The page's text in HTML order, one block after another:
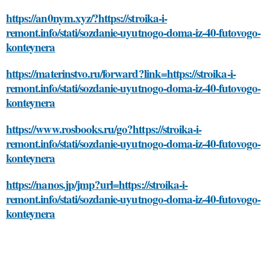
https://an0nym.xyz/?https://stroika-i-
remont.info/stati/sozdanie-uyutnogo-doma-iz-40-futovogo-
konteynera
https://materinstvo.ru/forward?link=https://stroika-i-
remont.info/stati/sozdanie-uyutnogo-doma-iz-40-futovogo-
konteynera
https://www.rosbooks.ru/go?https://stroika-i-
remont.info/stati/sozdanie-uyutnogo-doma-iz-40-futovogo-
konteynera
https://nanos.jp/jmp?url=https://stroika-i-
remont.info/stati/sozdanie-uyutnogo-doma-iz-40-futovogo-
konteynera